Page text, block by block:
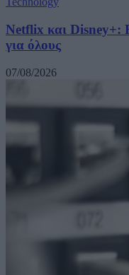
Netflix και Disney+:
για όλους
07/08/2026